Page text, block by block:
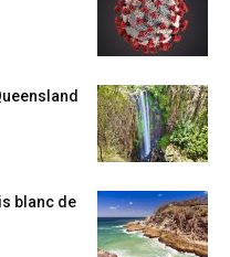
blanc de